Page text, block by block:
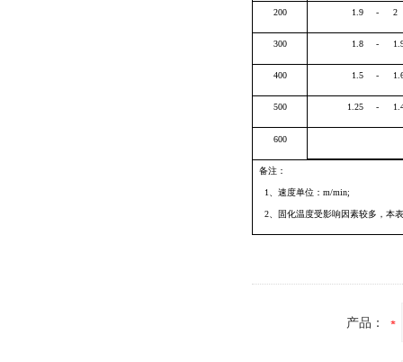
200 1.9 - 2
300 1.8 -
400 1.5 -
500 1.25 -
600
备注：
1 、速度单位： m/min;
2 、固化温度受影响因素较多，本
产品：